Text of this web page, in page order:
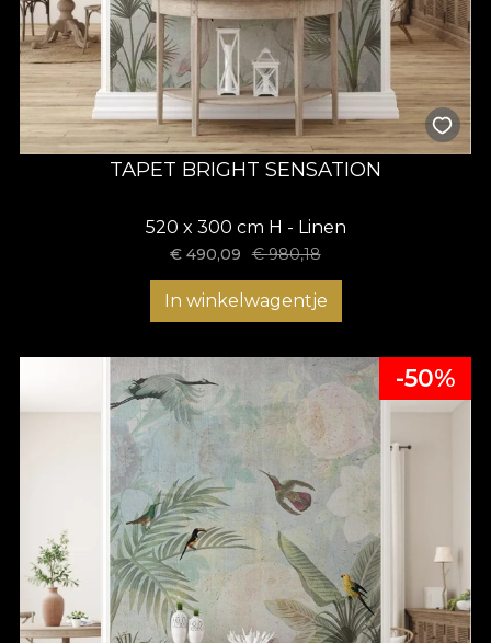
TAPET BRIGHT SENSATION
520 x 300 cm H - Linen
€490,09 €980,18
In winkelwagentje
-50%